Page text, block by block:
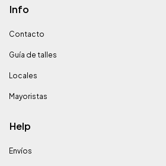
Info
Contacto
Guía de talles
Locales
Mayoristas
Help
Envíos